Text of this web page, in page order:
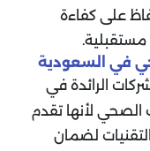
على كفاءة
في السعودية
الرائدة في
لأنها تقدم
لضمان